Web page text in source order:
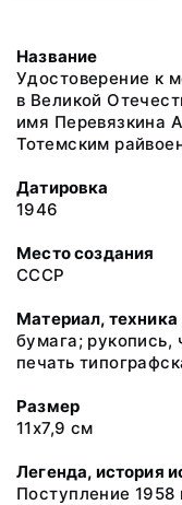
Название
Удостоверение к
в Великой
имя Перевязкина
Тотемским
Датировка
1946
Место создания
СССР
Материал, техника
бумага;
печать
Размер
11х7,9 см
Легенда, история
Поступление 1958